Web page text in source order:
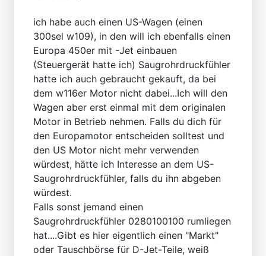
ich habe auch einen US-Wagen (einen
300sel w109), in den will ich ebenfalls einen
Europa 450er mit -Jet einbauen
(Steuergerät hatte ich) Saugrohrdruckfühler
hatte ich auch gebraucht gekauft, da bei
dem w116er Motor nicht dabei...Ich will den
Wagen aber erst einmal mit dem originalen
Motor in Betrieb nehmen. Falls du dich für
den Europamotor entscheiden solltest und
den US Motor nicht mehr verwenden
würdest, hätte ich Interesse an dem US-
Saugrohrdruckfühler, falls du ihn abgeben
würdest.
Falls sonst jemand einen
Saugrohrdruckfühler 0280100100 rumliegen
hat....Gibt es hier eigentlich einen "Markt"
oder Tauschbörse für D-Jet-Teile, weiß